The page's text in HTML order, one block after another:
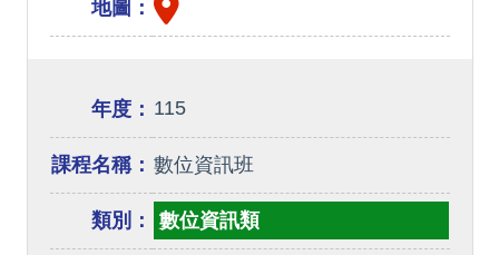
地圖：
年度： 115
課程名稱： 數位資訊班
類別： 數位資訊類